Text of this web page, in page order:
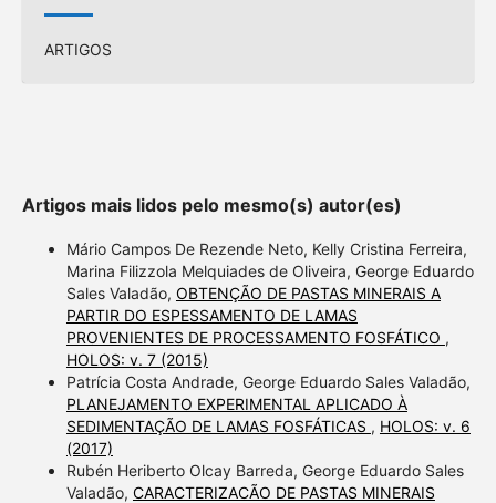
ARTIGOS
Artigos mais lidos pelo mesmo(s) autor(es)
Mário Campos De Rezende Neto, Kelly Cristina Ferreira,
Marina Filizzola Melquiades de Oliveira, George Eduardo
Sales Valadão, OBTENÇÃO DE PASTAS MINERAIS A
PARTIR DO ESPESSAMENTO DE LAMAS
PROVENIENTES DE PROCESSAMENTO FOSFÁTICO ,
HOLOS: v. 7 (2015)
Patrícia Costa Andrade, George Eduardo Sales Valadão,
PLANEJAMENTO EXPERIMENTAL APLICADO À
SEDIMENTAÇÃO DE LAMAS FOSFÁTICAS , HOLOS: v. 6
(2017)
Rubén Heriberto Olcay Barreda, George Eduardo Sales
Valadão, CARACTERIZACÃO DE PASTAS MINERAIS